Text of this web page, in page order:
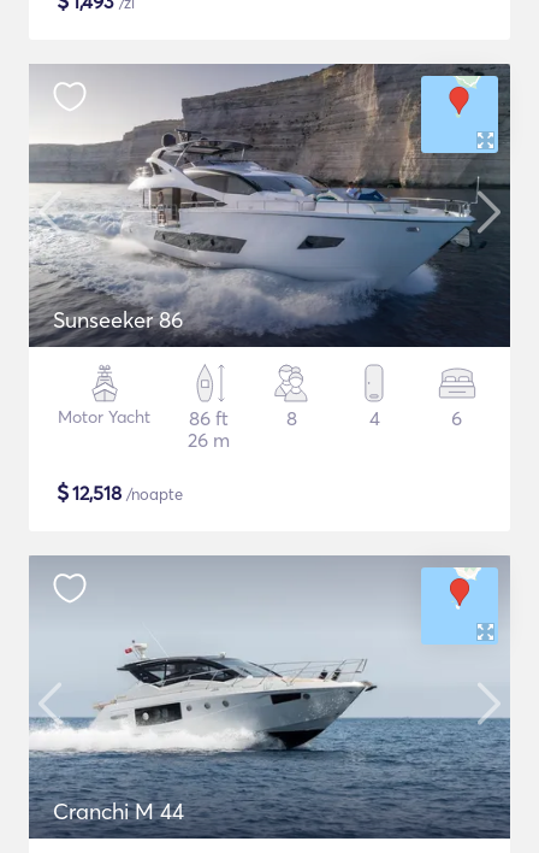
Sunseeker 86
Motor Yacht
86 ft
26 m
8 4 6
$12,518 /noapte
Cranchi M 44